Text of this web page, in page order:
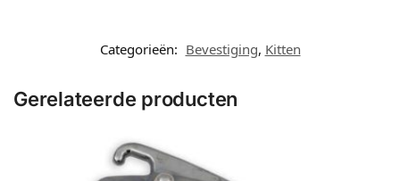
Categorieën: Bevestiging, Kitten
Gerelateerde producten